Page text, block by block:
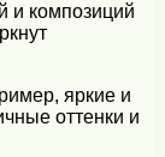
и композиций
яркие и
оттенки и